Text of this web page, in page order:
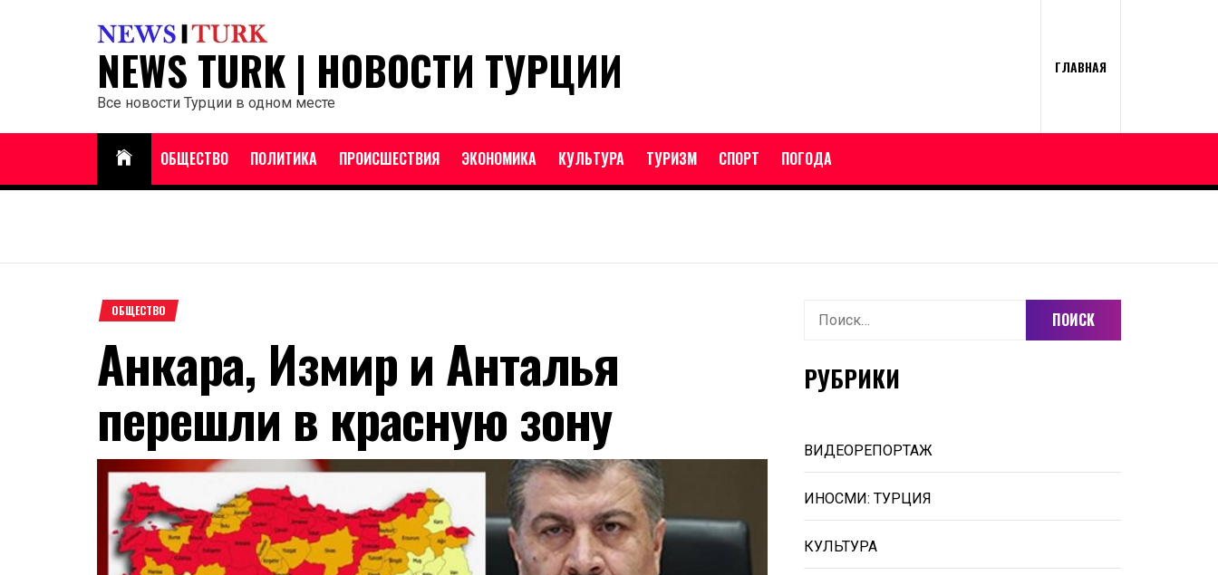
NEWS TURK | НОВОСТИ ТУРЦИИ
Все новости Турции в одном месте
ГЛАВНАЯ
ОБЩЕСТВО ПОЛИТИКА ПРОИСШЕСТВИЯ ЭКОНОМИКА КУЛЬТУРА ТУРИЗМ СПОРТ ПОГОДА
ОБЩЕСТВО
Анкара, Измир и Анталья
перешли в красную зону
Найти:
РУБРИКИ
ВИДЕОРЕПОРТАЖ
ИНОСМИ: ТУРЦИЯ
КУЛЬТУРА